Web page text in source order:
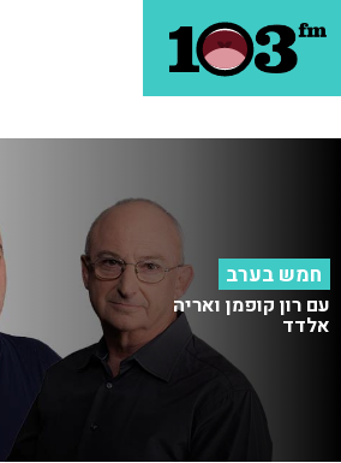
חמש בערב
עם רון קופמן ואריה
אלדד